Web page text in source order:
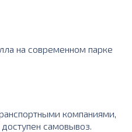
на современном парке
компаниями,
самовывоз.